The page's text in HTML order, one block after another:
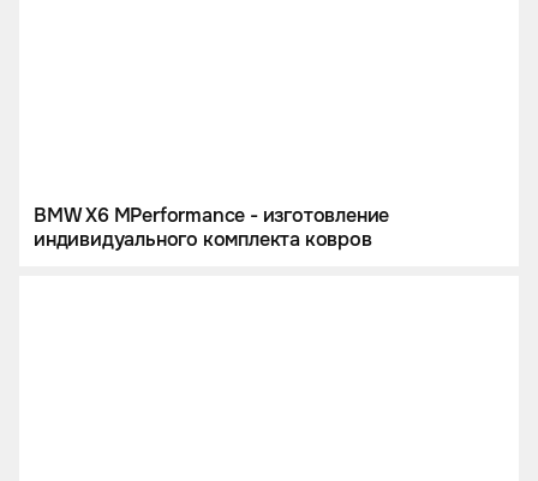
BMW X6 MPerformance - изготовление
индивидуального комплекта ковров